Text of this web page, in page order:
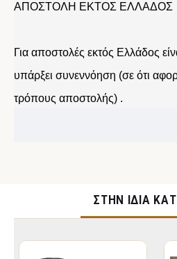
ΑΠΟΣΤΟΛΗ ΕΚΤΟΣ ΕΛΛΑΔΟΣ
Για αποστολές εκτός Ελλάδος
υπάρξει συνεννόηση (σε ότι
τρόπους αποστολής) .
ΣΤΉΝ ΊΔΙΑ